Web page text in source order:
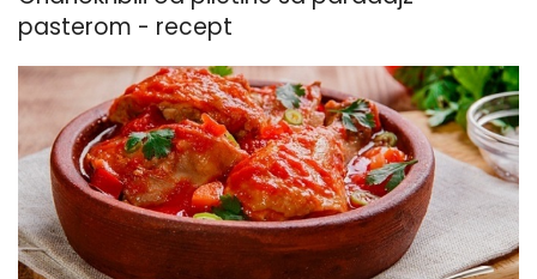
pasterom - recept